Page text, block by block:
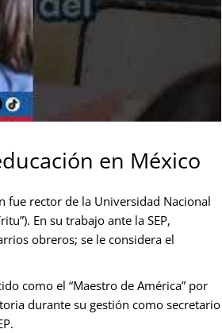
en México
fue rector de la Universidad Nacional
En su trabajo ante la SEP,
obreros; se le considera el
como el “Maestro de América” por
durante su gestión como secretario